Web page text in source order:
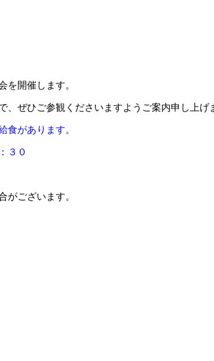
を開催します。
、ぜひご参観くださいますようご案内申し上げ
があります。
３０
ございます。